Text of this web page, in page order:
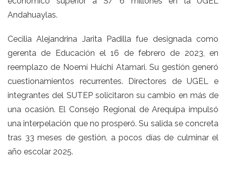
Andahuaylas.
Cecilia Alejandrina Jarita Padilla fue designada como
gerenta de Educación el 16 de febrero de 2023, en
reemplazo de Noemí Huichi Atamari. Su gestión generó
cuestionamientos recurrentes. Directores de UGEL e
integrantes del SUTEP solicitaron su cambio en más de
una ocasión. El Consejo Regional de Arequipa impulsó
una interpelación que no prosperó. Su salida se concreta
tras 33 meses de gestión, a pocos días de culminar el
año escolar 2025.